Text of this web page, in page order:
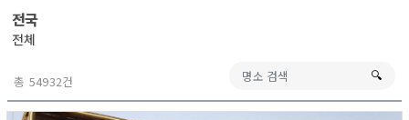
전국
전체
총 54932건 🔍︎